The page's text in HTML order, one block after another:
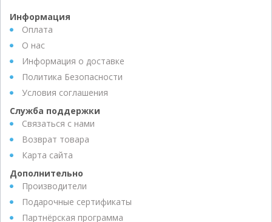
Информация
Оплата
О нас
Информация о доставке
Политика Безопасности
Условия соглашения
Служба поддержки
Связаться с нами
Возврат товара
Карта сайта
Дополнительно
Производители
Подарочные сертификаты
Партнёрская программа